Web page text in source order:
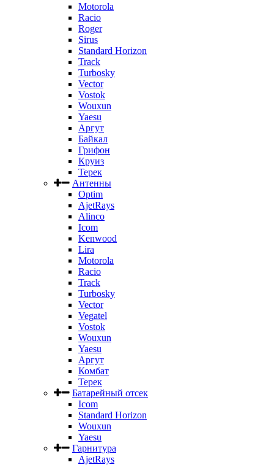
Motorola
Racio
Roger
Sirus
Standard Horizon
Track
Turbosky
Vector
Vostok
Wouxun
Yaesu
Аргут
Байкал
Грифон
Круиз
Терек
Антенны
Optim
AjetRays
Alinco
Icom
Kenwood
Lira
Motorola
Racio
Track
Turbosky
Vector
Vegatel
Vostok
Wouxun
Yaesu
Аргут
Комбат
Терек
Батарейный отсек
Icom
Standard Horizon
Wouxun
Yaesu
Гарнитура
AjetRays